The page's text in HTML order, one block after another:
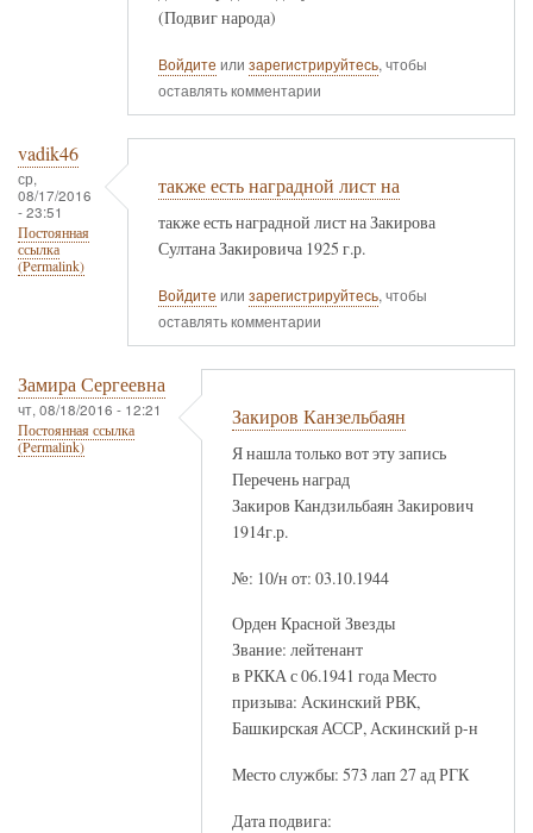
(Подвиг народа)
Войдите или зарегистрируйтесь, чтобы
оставлять комментарии
vadik46
ср,
08/17/2016
- 23:51
Постоянная
ссылка
(Permalink)
также есть наградной лист на
также есть наградной лист на Закирова
Султана Закировича 1925 г.р.
Войдите или зарегистрируйтесь, чтобы
оставлять комментарии
Замира Сергеевна
чт, 08/18/2016 - 12:21
Постоянная ссылка
(Permalink)
Закиров Канзельбаян
Я нашла только вот эту запись
Перечень наград
Закиров Кандзильбаян Закирович
1914г.р.
№: 10/н от: 03.10.1944
Орден Красной Звезды
Звание: лейтенант
в РККА с 06.1941 года Место
призыва: Аскинский РВК,
Башкирская АССР, Аскинский р-н
Место службы: 573 лап 27 ад РГК
Дата подвига: